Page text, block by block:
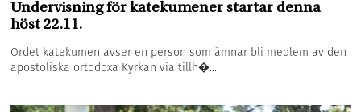
Undervisning för katekumener startar denna
höst 22.11.
Ordet katekumen avser en person som ämnar bli medlem av den
apostoliska ortodoxa Kyrkan via tillh�...